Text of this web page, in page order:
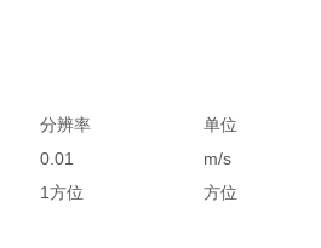
分辨率
单位
0.01
m/s
1方位 方位